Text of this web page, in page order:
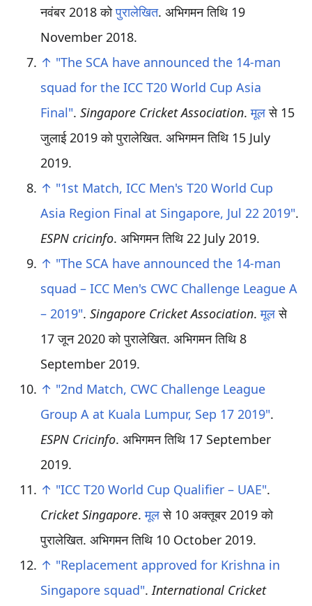
नवंबर 2018 कोपुरालेखित. अभिगमन तिथि 19
November2018.
↑ "The SCA have announced the 14-man
squad for the ICC T20 World Cup Asia
Final". Singapore Cricket Association.मूलसे 15
जुलाई 2019 को पुरालेखित. अभिगमन तिथि 15 July
2019.
↑ "1st Match, ICC Men's T20 World Cup
Asia Region Final at Singapore, Jul 22 2019".
ESPN cricinfo. अभिगमन तिथि 22 July2019.
↑ "The SCA have announced the 14-man
squad – ICC Men's CWC Challenge League A
– 2019". Singapore Cricket Association.मूलसे
17 जून 2020 को पुरालेखित. अभिगमन तिथि 8
September2019.
↑ "2nd Match, CWC Challenge League
Group A at Kuala Lumpur, Sep 17 2019".
ESPN Cricinfo. अभिगमन तिथि 17 September
2019.
↑ "ICC T20 World Cup Qualifier – UAE".
Cricket Singapore.मूलसे 10 अक्तूबर 2019 को
पुरालेखित. अभिगमन तिथि 10 October2019.
↑ "Replacement approved for Krishna in
Singapore squad".International Cricket